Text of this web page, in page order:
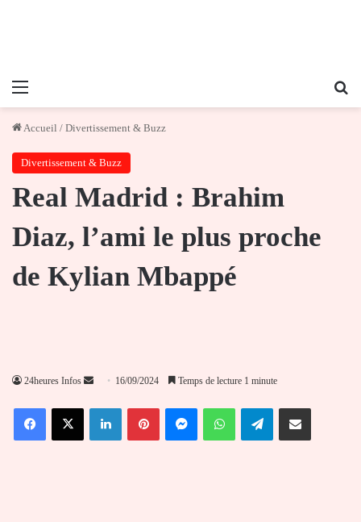
Menu
Accueil / Divertissement & Buzz
Divertissement & Buzz
Real Madrid : Brahim
Diaz, l’ami le plus proche
de Kylian Mbappé
24heures Infos
Envoyer
courriel
16/09/2024 Temps de lecture 1 minute
FacebookX LinkedinPinterestMessengerWhatsAppTelegramPartager par email